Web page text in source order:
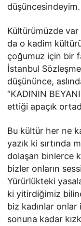
düşüncesindeyim.
Kültürümüzde
da o kadim
çoğumuz için bir
İstanbul
düşününce,
“KADININ
ettiği apaçık
Bu kültür her ne
yazık ki sırtında
dolaşan binlerce
bizler onların
Yürürlükteki
ki yitirdiğimiz
biz kadınlar
sonuna kadar